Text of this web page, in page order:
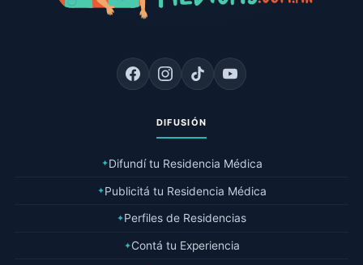
DIFUSIÓN
✦Difundí tu Residencia Médica
✦Publicitá tu Residencia Médica
✦Perfiles de Residencias
✦Contá tu Experiencia